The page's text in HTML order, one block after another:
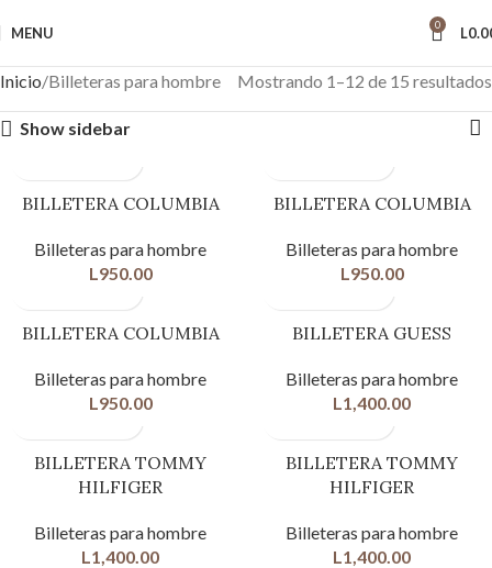
MENU 0 L
Inicio Billeteras para hombre Mostrando 1–12 de 15 resultados
Show sidebar
BILLETERA COLUMBIA
Billeteras para hombre
L950.00
BILLETERA COLUMBIA
Billeteras para hombre
L950.00
BILLETERA COLUMBIA
Billeteras para hombre
L950.00
BILLETERA GUESS
Billeteras para hombre
L1,400.00
BILLETERA TOMMY
HILFIGER
Billeteras para hombre
L1,400.00
BILLETERA TOMMY
HILFIGER
Billeteras para hombre
L1,400.00